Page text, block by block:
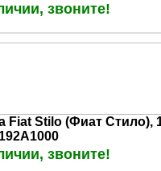
звоните!
Fiat Stilo (Фиат Стило),
звоните!